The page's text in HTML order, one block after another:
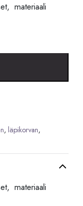
materiaali
,läpikorvan,
materiaali